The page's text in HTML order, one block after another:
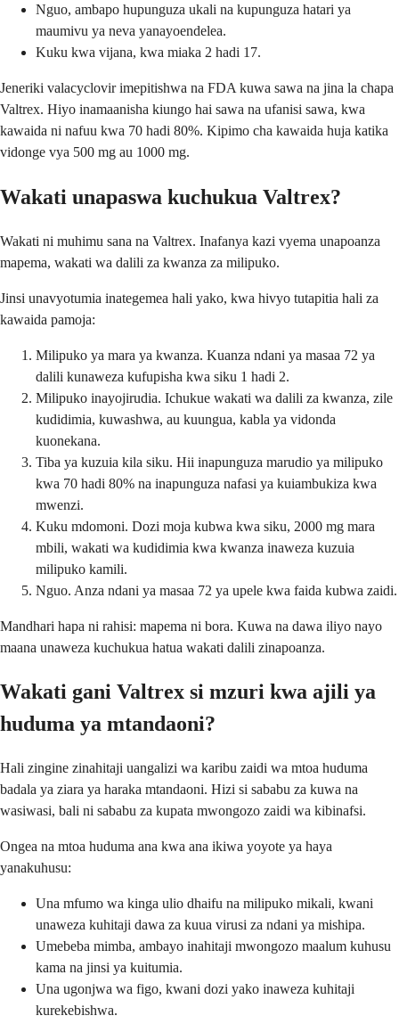
Nguo, ambapo hupunguza ukali na kupunguza hatari ya
maumivu ya neva yanayoendelea.
Kuku kwa vijana, kwa miaka 2 hadi 17.
Jeneriki valacyclovir imepitishwa na FDA kuwa sawa na jina la chapa
Valtrex. Hiyo inamaanisha kiungo hai sawa na ufanisi sawa, kwa
kawaida ni nafuu kwa 70 hadi 80%. Kipimo cha kawaida huja katika
vidonge vya 500 mg au 1000 mg.
Wakati unapaswa kuchukua Valtrex?
Wakati ni muhimu sana na Valtrex. Inafanya kazi vyema unapoanza
mapema, wakati wa dalili za kwanza za milipuko.
Jinsi unavyotumia inategemea hali yako, kwa hivyo tutapitia hali za
kawaida pamoja:
Milipuko ya mara ya kwanza. Kuanza ndani ya masaa 72 ya
dalili kunaweza kufupisha kwa siku 1 hadi 2.
Milipuko inayojirudia. Ichukue wakati wa dalili za kwanza, zile
kudidimia, kuwashwa, au kuungua, kabla ya vidonda
kuonekana.
Tiba ya kuzuia kila siku. Hii inapunguza marudio ya milipuko
kwa 70 hadi 80% na inapunguza nafasi ya kuiambukiza kwa
mwenzi.
Kuku mdomoni. Dozi moja kubwa kwa siku, 2000 mg mara
mbili, wakati wa kudidimia kwa kwanza inaweza kuzuia
milipuko kamili.
Nguo. Anza ndani ya masaa 72 ya upele kwa faida kubwa zaidi.
Mandhari hapa ni rahisi: mapema ni bora. Kuwa na dawa iliyo nayo
maana unaweza kuchukua hatua wakati dalili zinapoanza.
Wakati gani Valtrex si mzuri kwa ajili ya
huduma ya mtandaoni?
Hali zingine zinahitaji uangalizi wa karibu zaidi wa mtoa huduma
badala ya ziara ya haraka mtandaoni. Hizi si sababu za kuwa na
wasiwasi, bali ni sababu za kupata mwongozo zaidi wa kibinafsi.
Ongea na mtoa huduma ana kwa ana ikiwa yoyote ya haya
yanakuhusu:
Una mfumo wa kinga ulio dhaifu na milipuko mikali, kwani
unaweza kuhitaji dawa za kuua virusi za ndani ya mishipa.
Umebeba mimba, ambayo inahitaji mwongozo maalum kuhusu
kama na jinsi ya kuitumia.
Una ugonjwa wa figo, kwani dozi yako inaweza kuhitaji
kurekebishwa.